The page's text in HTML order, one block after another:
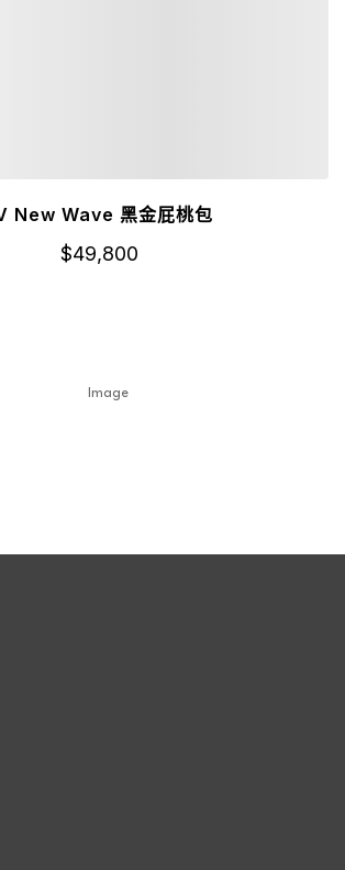
New Wave 黑金屁桃包
$49,800